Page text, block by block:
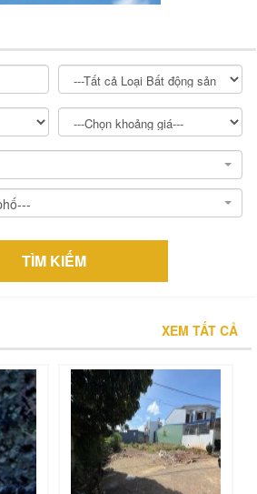
TÌM KIẾM
XEM TẤT CẢ